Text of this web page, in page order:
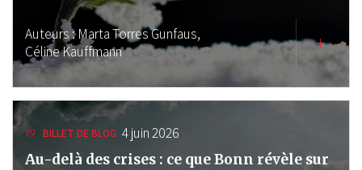
Auteurs :Marta Torres Gunfaus,
Céline Kauffmann
BILLET DE BLOG 4 juin 2026
Au-delà des crises : ce que Bonn révèle sur